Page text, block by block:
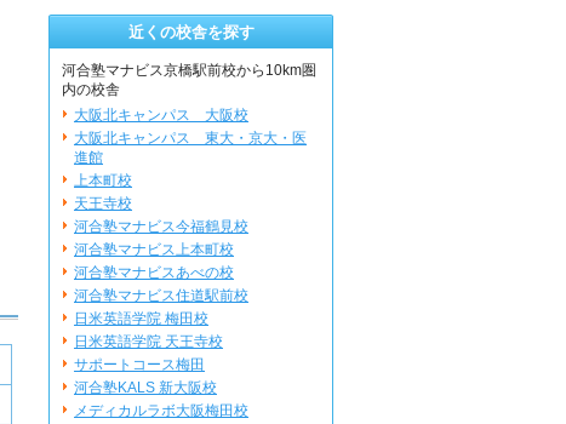
近くの校舎を探す
河合塾マナビス京橋駅前校から10km圏
内の校舎
大阪北キャンパス 大阪校
大阪北キャンパス 東大・京大・医
進館
上本町校
天王寺校
河合塾マナビス今福鶴見校
河合塾マナビス上本町校
河合塾マナビスあべの校
河合塾マナビス住道駅前校
日米英語学院 梅田校
日米英語学院 天王寺校
サポートコース梅田
河合塾KALS 新大阪校
メディカルラボ大阪梅田校